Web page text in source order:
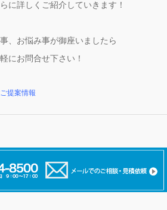
に詳しくご紹介していきます！
、お悩み事が御座いましたら
にお問合せ下さい！
提案情報